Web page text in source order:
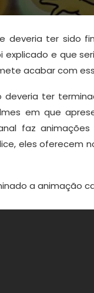
deveria ter sido
e que
acabar com
deveria ter
em que
faz
eles oferecem
a animação